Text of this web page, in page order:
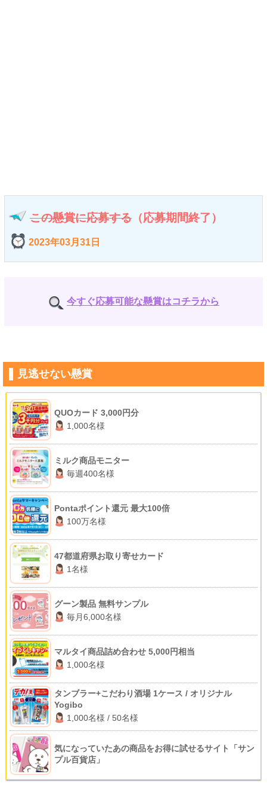
この懸賞に応募する （応募期間終了）
2023年03月31日
今すぐ応募可能な懸賞はコチラから
見逃せない懸賞
QUOカード 3,000円分
1,000名様
ミルク商品モニター
毎週400名様
Pontaポイント還元 最大100倍
100万名様
47都道府県お取り寄せカード
1名様
グーン製品 無料サンプル
毎月6,000名様
マルタイ商品詰め合わせ 5,000円相当
1,000名様
タンブラー+こだわり酒場 1ケース / オリジナル
Yogibo
1,000名様 / 50名様
気になっていたあの商品をお得に試せるサイト「サン
プル百貨店」